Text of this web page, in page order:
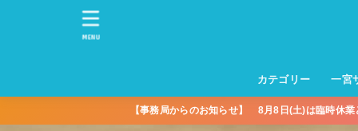
カテゴリー
一宮サッカースクー
トレーニングセンタ
一宮FA
一宮FC
一宮ＦＣレディース
一宮サッカースクー
中学生練習
一宮ＦＣＪＹ【中学
一宮ＦＣＪYレディ
女子】
幼児トレセン【年長
少】
パパさんママさん
親子の部
社会人の部
コルボス 【シニア】
フットサル
コルボスリーグ
グレイセス
一宮
MENU
【事務局からのお知らせ】 8月8日(土)は臨時休